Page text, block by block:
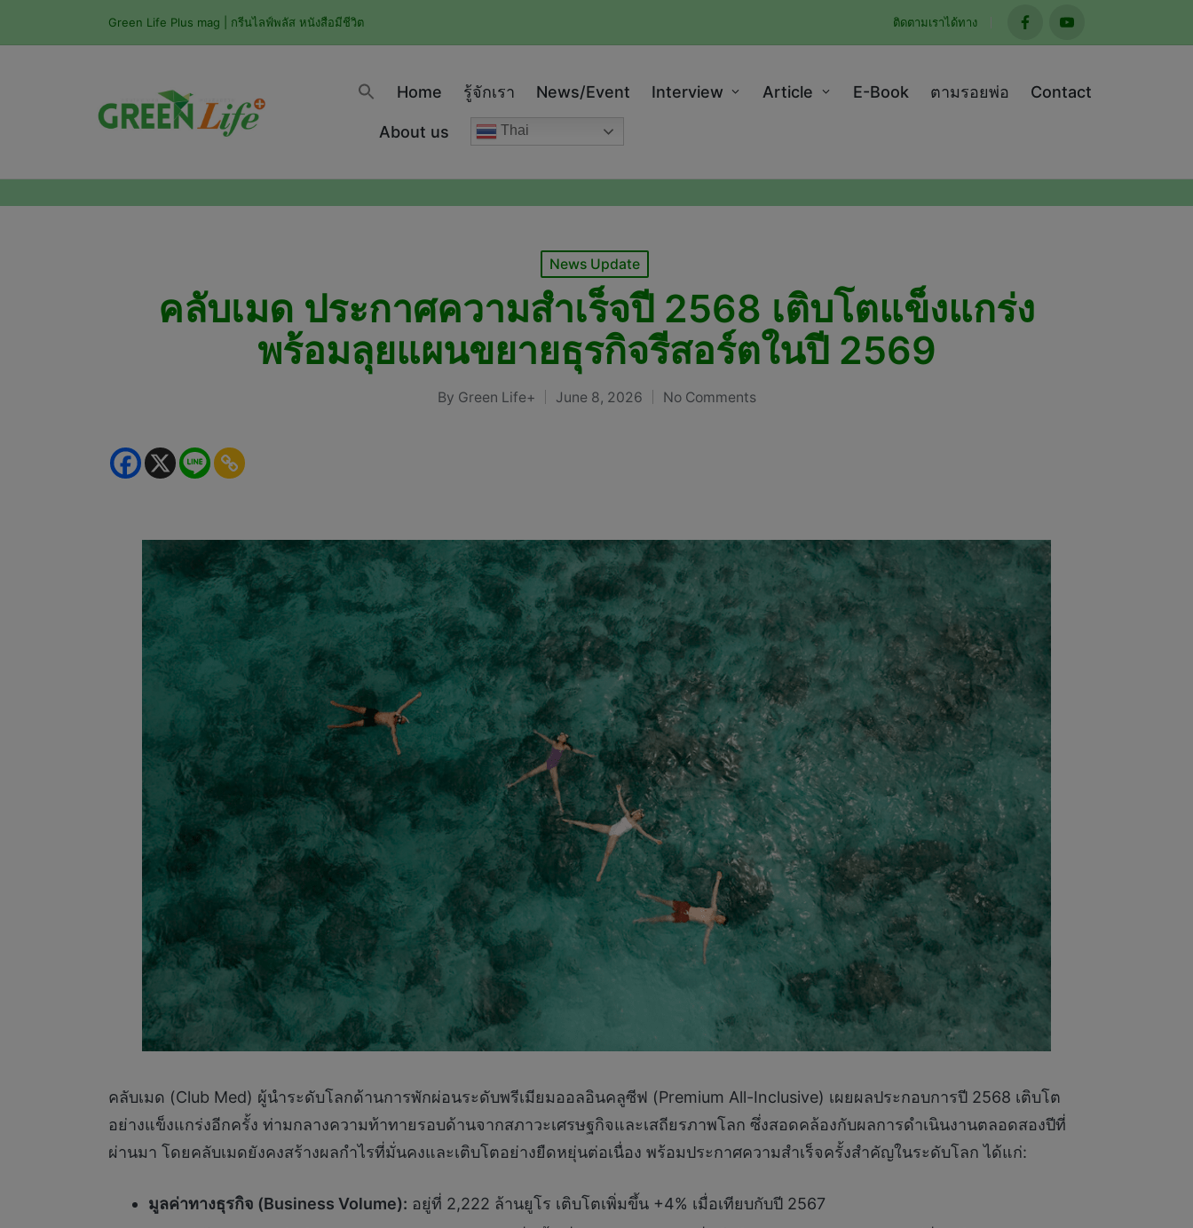
Green Life Plus mag | กรีนไลฟ์พลัส หนังสือมีชีวิต ติดตามเราได้ทาง
facebookyoutube
Home รู้จักเรา News/Event Interview Article E-Book ตามรอยพ่อ Contact
About us Thai
Posted
in
News Update
คลับเมด ประกาศความสำเร็จปี 2568 เติบโตแข็งแกร่ง
พร้อมลุยแผนขยายธุรกิจรีสอร์ตในปี 2569
Posted
By Green Life+ June 8, 2026 No Comments
คลับเมด (Club Med) ผู้นำระดับโลกด้านการพักผ่อนระดับพรีเมียมออลอินคลูซีฟ (Premium All-Inclusive) เผยผลประกอบการปี 2568 เติบโต
อย่างแข็งแกร่งอีกครั้ง ท่ามกลางความท้าทายรอบด้านจากสภาวะเศรษฐกิจและเสถียรภาพโลก ซึ่งสอดคล้องกับผลการดำเนินงานตลอดสองปีที่
ผ่านมา โดยคลับเมดยังคงสร้างผลกำไรที่มั่นคงและเติบโตอย่างยืดหยุ่นต่อเนื่อง พร้อมประกาศความสำเร็จครั้งสำคัญในระดับโลก ได้แก่:
มูลค่าทางธุรกิจ (Business Volume): อยู่ที่ 2,222 ล้านยูโร เติบโตเพิ่มขึ้น +4% เมื่อเทียบกับปี 2567